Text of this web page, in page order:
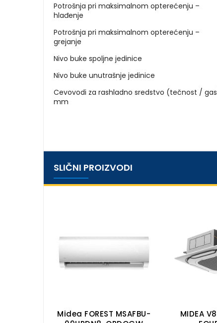
Potrošnja pri maksimalnom opterećenju –
hlađenje
Potrošnja pri maksimalnom opterećenju –
grejanje
Nivo buke spoljne jedinice
Nivo buke unutrašnje jedinice
Cevovodi za rashladno sredstvo (tečnost /
mm
SLIČNI PROIZVODI
Midea FOREST MSAFBU-
MIDEA